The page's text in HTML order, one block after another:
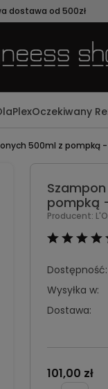
dostawa od 500zł
Oczekiwany
500ml z pompką
pompką
Producent:
Dostępność:
Wysyłka w:
Dostawa:
101,00 zł